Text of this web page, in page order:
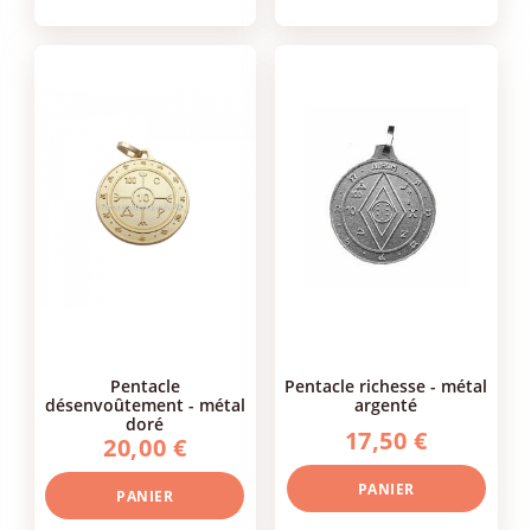
pentacle
désenvoûtement - métal
doré
20,00 €
PANIER
pentacle richesse - métal
argenté
17,50 €
PANIER